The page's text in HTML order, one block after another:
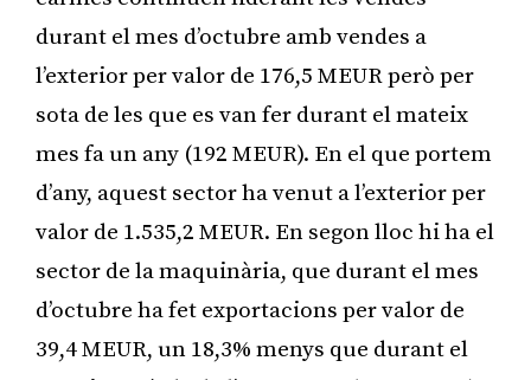
durant el mes d’octubre amb vendes a
l’exterior per valor de 176,5 MEUR però per
sota de les que es van fer durant el mateix
mes fa un any (192 MEUR). En el que portem
d’any, aquest sector ha venut a l’exterior per
valor de 1.535,2 MEUR. En segon lloc hi ha el
sector de la maquinària, que durant el mes
d’octubre ha fet exportacions per valor de
39,4 MEUR, un 18,3% menys que durant el